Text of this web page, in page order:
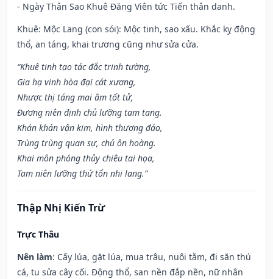
- Ngày Thân Sao Khuê Đăng Viên tức Tiến thân danh.
Khuê: Mộc Lang (con sói): Mộc tinh, sao xấu. Khắc kỵ động
thổ, an táng, khai trương cũng như sửa cửa.
“Khuê tinh tạo tác đắc trinh tường,
Gia hạ vinh hòa đại cát xương,
Nhược thị táng mai âm tốt tử,
Đương niên định chủ lưỡng tam tang.
Khán khán vận kim, hình thương đáo,
Trùng trùng quan sự, chủ ôn hoàng.
Khai môn phóng thủy chiêu tai họa,
Tam niên lưỡng thứ tổn nhi lang.”
Thập Nhị Kiến Trừ
Trực Thâu
Nên làm: Cấy lúa, gặt lúa, mua trâu, nuôi tằm, đi săn thú
cá, tu sửa cây cối. Động thổ, san nền đắp nền, nữ nhân